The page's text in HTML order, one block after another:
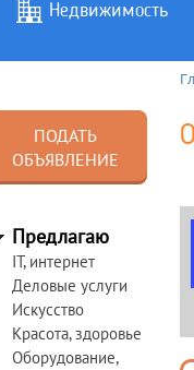
Недвижимость
Услуги
ПОДАТЬ
ОБЪЯВЛЕНИЕ
Предлагаю
IT, интернет
Деловые услуги
Искусство
Красота, здоровье
Оборудование,